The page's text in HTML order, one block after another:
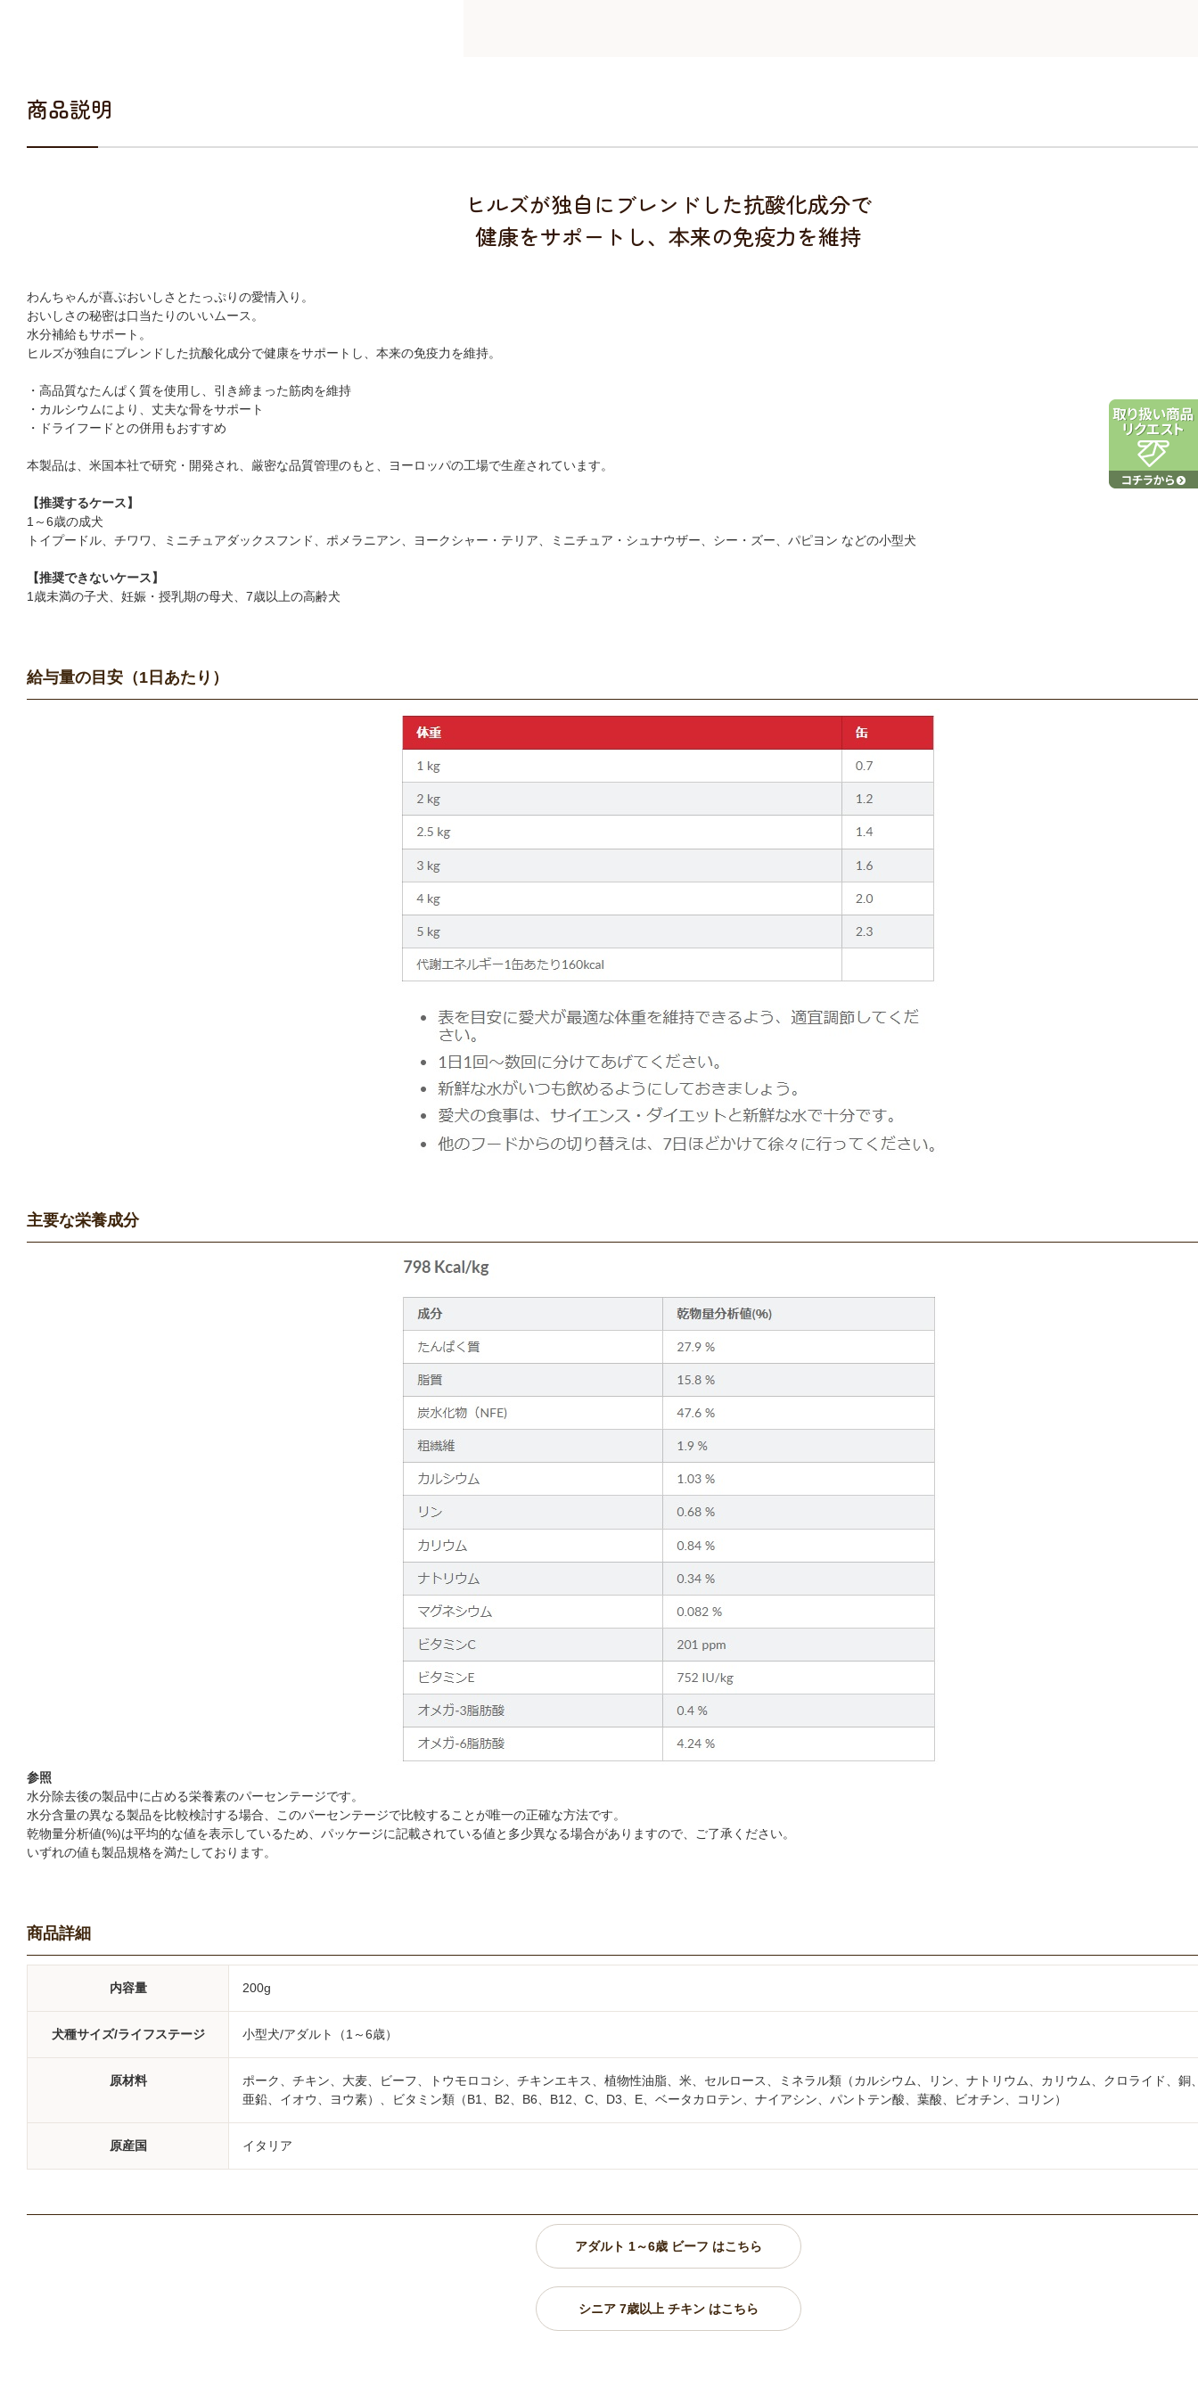
商品説明
ヒルズが独自にブレンドした抗酸化成分で
健康をサポートし、本来の免疫力を維持
わんちゃんが喜ぶおいしさとたっぷりの愛情入り。
おいしさの秘密は口当たりのいいムース。
水分補給もサポート。
ヒルズが独自にブレンドした抗酸化成分で健康をサポートし、本来の免疫力を維持。
・高品質なたんぱく質を使用し、引き締まった筋肉を維持
・カルシウムにより、丈夫な骨をサポート
・ドライフードとの併用もおすすめ
本製品は、米国本社で研究・開発され、厳密な品質管理のもと、ヨーロッパの工場で生産されています。
【推奨するケース】
1～6歳の成犬
トイプードル、チワワ、ミニチュアダックスフンド、ポメラニアン、ヨークシャー・テリア、ミニチュア・シュナウザー、シー・ズー、パピヨン などの小型犬
【推奨できないケース】
1歳未満の子犬、妊娠・授乳期の母犬、7歳以上の高齢犬
給与量の目安（1日あたり）
主要な栄養成分
参照
水分除去後の製品中に占める栄養素のパーセンテージです。
水分含量の異なる製品を比較検討する場合、このパーセンテージで比較することが唯一の正確な方法です。
乾物量分析値(%)は平均的な値を表示しているため、パッケージに記載されている値と多少異なる場合がありますので、ご了承ください。
いずれの値も製品規格を満たしております。
商品詳細
内容量 200g
犬種サイズ/ライフステージ 小型犬/アダルト（1～6歳）
原材料
ポーク、チキン、大麦、ビーフ、トウモロコシ、チキンエキス、植物性油脂、米、セルロース、ミネラル類（カルシウム、リン、ナトリウム、カリウム、クロライド、銅
亜鉛、イオウ、ヨウ素）、ビタミン類（B1、B2、B6、B12、C、D3、E、ベータカロテン、ナイアシン、パントテン酸、葉酸、ビオチン、コリン）
原産国 イタリア
アダルト 1～6歳 ビーフ はこちら
シニア 7歳以上 チキン はこちら